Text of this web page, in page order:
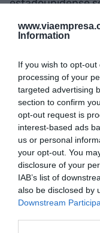
Information
If you wish to opt-
processing of your
targeted advertising
section to confirm
opt-out request is
interest-based ads
us or personal
your opt-out. You
disclosure of your
IAB’s list of
also be disclosed by
Downstream
estadounidense
primera entidad
quejas. En julio,
implementación
T-mobilidad ha
propia que
La
sistema
iOS hay
cartera